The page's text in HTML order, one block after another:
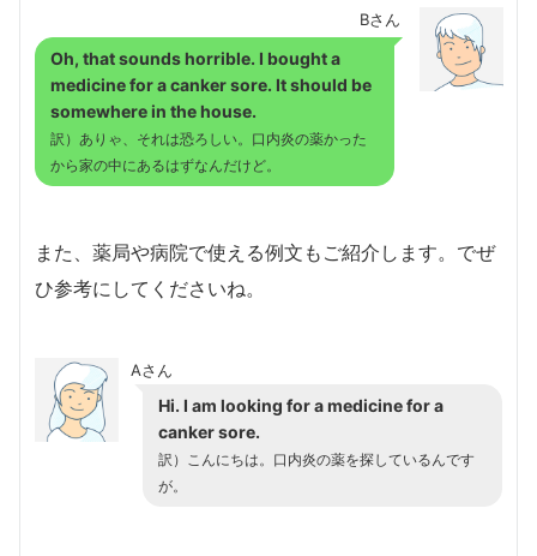
Bさん
Oh, that sounds horrible. I bought a
medicine for a canker sore. It should be
somewhere in the house.
訳）ありゃ、それは恐ろしい。口内炎の薬かった
から家の中にあるはずなんだけど。
また、薬局や病院で使える例文もご紹介します。でぜ
ひ参考にしてくださいね。
Aさん
Hi. I am looking for a medicine for a
canker sore.
訳）こんにちは。口内炎の薬を探しているんです
が。